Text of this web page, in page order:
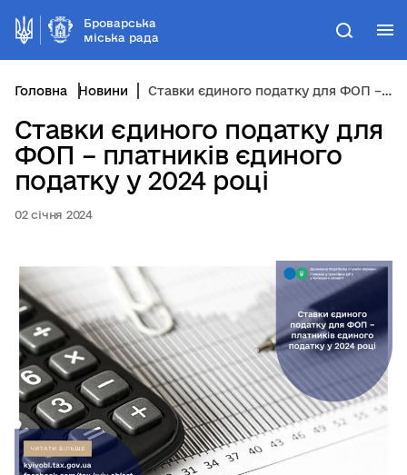
Броварська
міська рада
Пошук
Головна Новини Ставки єдиного податку для ФОП – платників єдиного податку у 2024 році
Ставки єдиного податку для
ФОП – платників єдиного
податку у 2024 році
02 січня 2024